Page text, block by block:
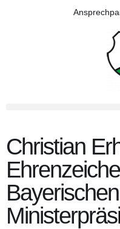
Christian
Bayerischen